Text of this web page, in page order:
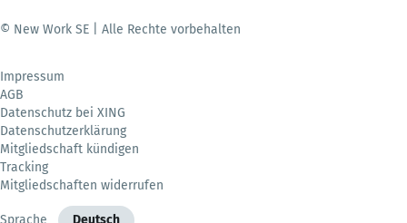
© New Work SE | Alle Rechte vorbehalten
Impressum
AGB
Datenschutz bei XING
Datenschutzerklärung
Mitgliedschaft kündigen
Tracking
Mitgliedschaften widerrufen
Sprache Deutsch